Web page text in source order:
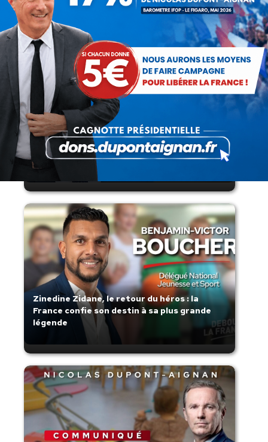
Lorsque tout flambe et que l’État
s’affaisse.
Zinedine Zidane, le retour du héros : la
France confie son destin à sa plus grande
légende